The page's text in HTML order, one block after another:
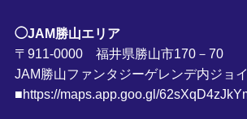
◯JAM勝山エリア
〒911-0000 福井県勝山市170－70
JAM勝山ファンタジーゲレンデ内ジョ
■https://maps.app.goo.gl/